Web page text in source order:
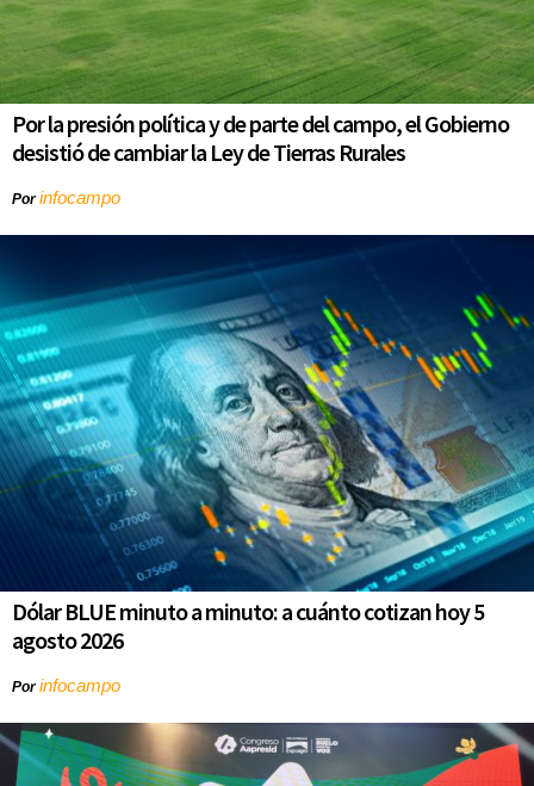
Por la presión política y de parte del campo, el Gobierno
desistió de cambiar la Ley de Tierras Rurales
Porinfocampo
Dólar BLUE minuto a minuto: a cuánto cotizan hoy 5
agosto 2026
Porinfocampo